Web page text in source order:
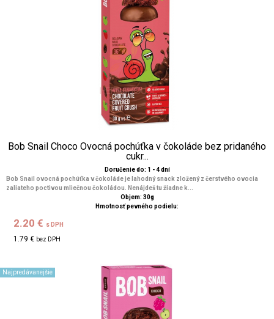
Bob Snail Choco Ovocná pochúťka v čokoláde bez pridaného
cukr...
Doručenie do: 1 - 4 dní
Bob Snail ovocná pochúťka v čokoláde je lahodný snack zložený z čerstvého ovocia
zaliateho poctivou mliečnou čokoládou. Nenájdeš tu žiadne k...
Objem: 30g
Hmotnosť pevného podielu:
2.20 € s DPH
1.79 € bez DPH
Najpredávanejšie